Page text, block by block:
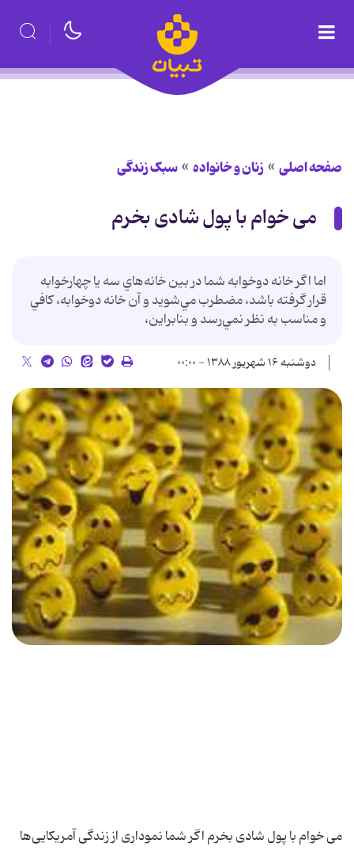
صفحه اصلی زنان و خانواده سبک زندگی
می خوام با پول شادی بخرم
اما اگر خانه دوخوابه شما در بين خانه‌هاي سه يا چهارخوابه
قرار گرفته باشد، مضطرب مي‌شويد و آن خانه دوخوابه، كافي
و مناسب به نظر نمي‌رسد و بنابراين،
دوشنبه ۱۶ شهریور ۱۳۸۸ - ۰۰:۰۰
می خوام با پول شادی بخرم اگر شما نموداری از زندگی آمریكایی‌ها